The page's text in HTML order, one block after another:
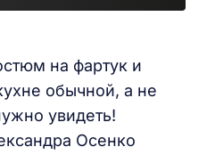
на фартук и
обычной, а не
увидеть!
Осенко